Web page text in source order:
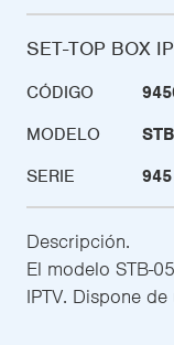
SET-TOP BOX
CÓDIGO
MODELO
SERIE
945
Descripción.
El modelo STB-
IPTV. Dispone